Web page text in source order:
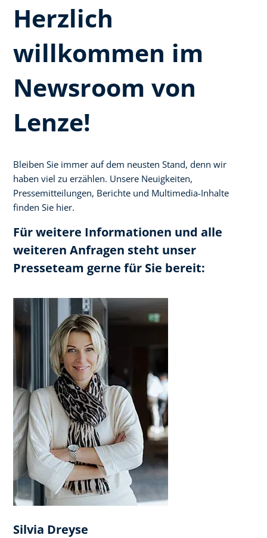
Herzlich
willkommen im
Newsroom von
Lenze!
Bleiben Sie immer auf dem neusten Stand, denn wir
haben viel zu erzählen. Unsere Neuigkeiten,
Pressemitteilungen, Berichte und Multimedia-Inhalte
finden Sie hier.
Für weitere Informationen und alle
weiteren Anfragen steht unser
Presseteam gerne für Sie bereit:
Silvia Dreyse